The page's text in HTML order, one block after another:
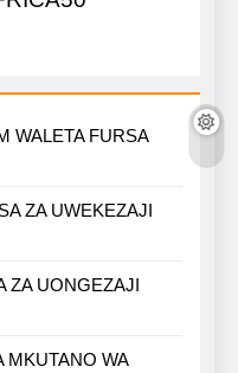
WALETA FURSA
ZA UWEKEZAJI
ZA UONGEZAJI
MKUTANO WA